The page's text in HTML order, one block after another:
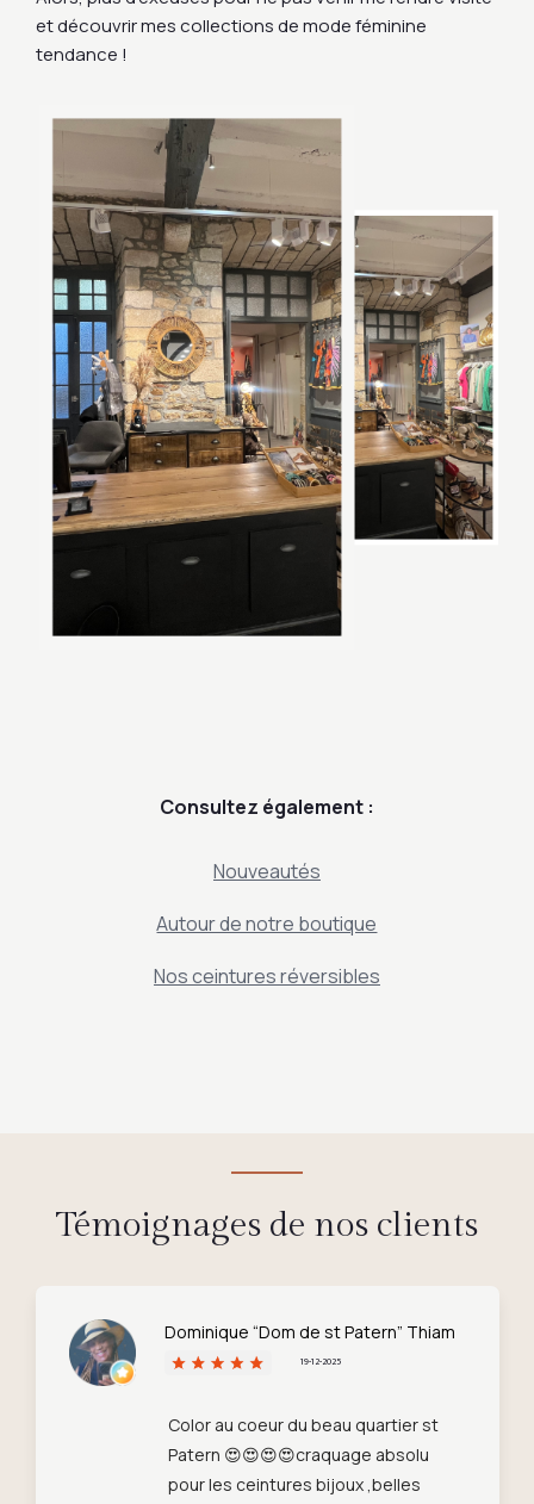
et découvrir mes collections de mode féminine
tendance !
Consultez également :
Nouveautés
Autour de notre boutique
Nos ceintures réversibles
Témoignages de nos clients
Dominique “Dom de st Patern” Thiam
19-12-2025
Color au coeur du beau quartier st
Patern 😍😍😍😍craquage absolu
pour les ceintures bijoux ,belles